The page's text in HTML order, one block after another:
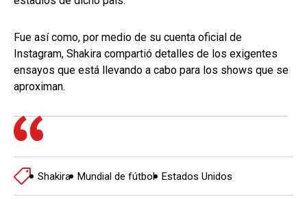
Fue así como, por medio de su cuenta oficial de
Instagram, Shakira compartió detalles de los exigentes
ensayos que está llevando a cabo para los shows que se
aproximan.
Shakira Mundial de fútbol Estados Unidos